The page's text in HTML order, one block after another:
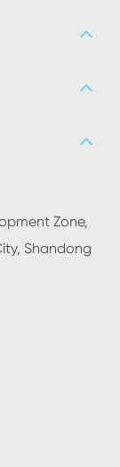
Zone,
Shandong